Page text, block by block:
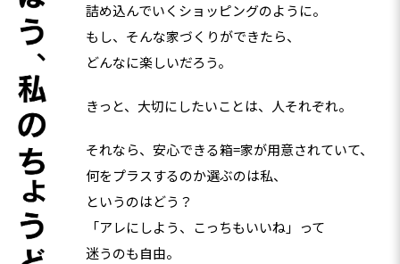
詰め込んでいくショッピングのように。
もし、そんな家づくりができたら、
どんなに楽しいだろう。
きっと、大切にしたいことは、人それぞれ。
それなら、安心できる箱=家が用意されていて、
何をプラスするのか選ぶのは私、
というのはどう？
「アレにしよう、こっちもいいね」って
迷うのも自由。